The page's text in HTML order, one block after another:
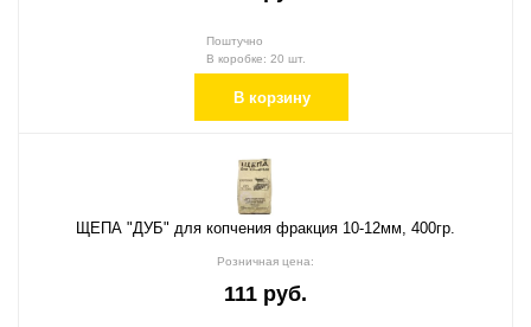
Поштучно
В коробке: 20 шт.
В корзину
ЩЕПА "ДУБ" для копчения фракция 10-12мм, 400гр.
Розничная цена:
111 руб.